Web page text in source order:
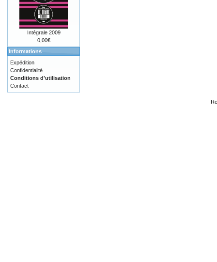
Intégrale 2009
0,00€
Informations
Expédition
Confidentialité
Conditions d'utilisation
Contact